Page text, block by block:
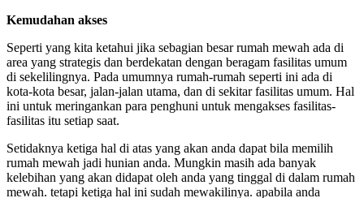
Kemudahan akses
Seperti yang kita ketahui jika sebagian besar rumah mewah ada di
area yang strategis dan berdekatan dengan beragam fasilitas umum
di sekelilingnya. Pada umumnya rumah-rumah seperti ini ada di
kota-kota besar, jalan-jalan utama, dan di sekitar fasilitas umum. Hal
ini untuk meringankan para penghuni untuk mengakses fasilitas-
fasilitas itu setiap saat.
Setidaknya ketiga hal di atas yang akan anda dapat bila memilih
rumah mewah jadi hunian anda. Mungkin masih ada banyak
kelebihan yang akan didapat oleh anda yang tinggal di dalam rumah
mewah. tetapi ketiga hal ini sudah mewakilinya. apabila anda